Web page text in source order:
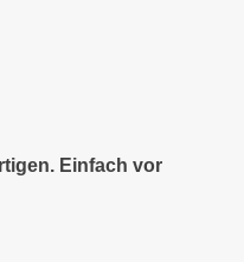
Einfach vor